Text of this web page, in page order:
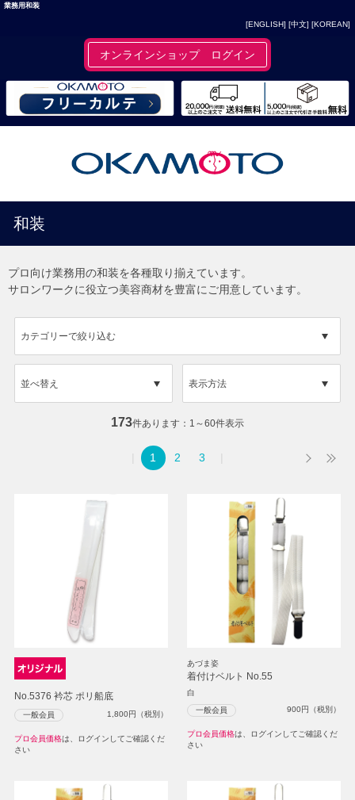
業務用和装
[ENGLISH] [中文] [KOREAN]
オンラインショップ ログイン
和装
プロ向け業務用の和装を各種取り揃えています。
サロンワークに役立つ美容商材を豊富にご用意しています。
カテゴリーで絞り込む
表示方法
並べ替え
173件あります 1～60件表示
1 2 3
No.5376 衿芯 ポリ船底
一般会員 1,800円（税別）
プロ会員価格は、ログインしてご確認くだ
さい
あづま姿
着付けベルト No.55
白
一般会員 900円（税別）
プロ会員価格は、ログインしてご確認くだ
さい